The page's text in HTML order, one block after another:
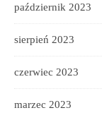
październik 2023
sierpień 2023
czerwiec 2023
marzec 2023